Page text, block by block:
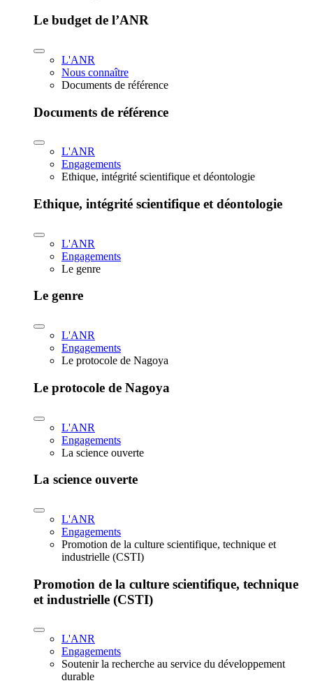
Le budget de l’ANR
L'ANR
Nous connaître
Documents de référence
Documents de référence
L'ANR
Engagements
Ethique, intégrité scientifique et déontologie
Ethique, intégrité scientifique et déontologie
L'ANR
Engagements
Le genre
Le genre
L'ANR
Engagements
Le protocole de Nagoya
Le protocole de Nagoya
L'ANR
Engagements
La science ouverte
La science ouverte
L'ANR
Engagements
Promotion de la culture scientifique, technique et
industrielle (CSTI)
Promotion de la culture scientifique, technique
et industrielle (CSTI)
L'ANR
Engagements
Soutenir la recherche au service du développement
durable